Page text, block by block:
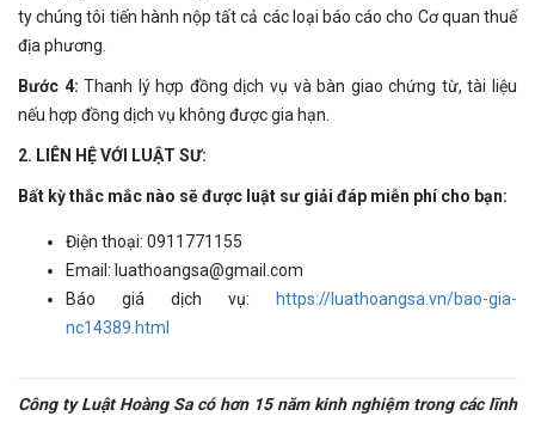
ty chúng tôi tiến hành nộp tất cả các loại báo cáo cho Cơ quan thuế
địa phương.
Bước 4:Thanh lý hợp đồng dịch vụ và bàn giao chứng từ, tài liệu
nếu hợp đồng dịch vụ không được gia hạn.
2. LIÊN HỆ VỚI LUẬT SƯ:
Bất kỳ thắc mắc nào sẽ được luật sư giải đáp miễn phí cho bạn:
Điện thoại: 0911771155
Email: luathoangsa@gmail.com
Báo giá dịch vụ: https://luathoangsa.vn/bao-gia-
nc14389.html
Công ty Luật Hoàng Sa có hơn 15 năm kinh nghiệm trong các lĩnh